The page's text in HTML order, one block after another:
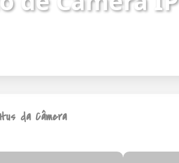
da Câmera